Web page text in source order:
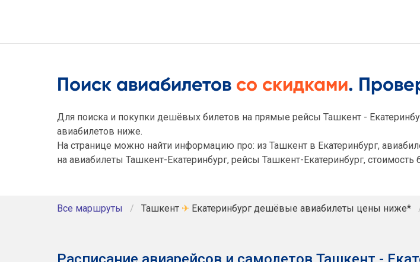
Поиск авиабилетов со скидками.
Для поиска и покупки дешёвых билетов на прямые рейсы Ташкент -
авиабилетов ниже.
На странице можно найти информацию про: из Ташкент в Екатеринбург,
на авиабилеты Ташкент-Екатеринбург, рейсы Ташкент-Екатеринбург, стоимость
Все маршруты Ташкент ✈ Екатеринбург дешёвые авиабилеты цены ниже*